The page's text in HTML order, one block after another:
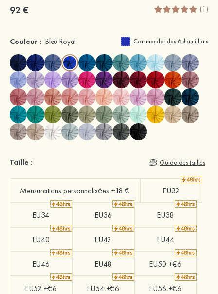
92 € (1)
Couleur : Bleu Royal Commander des échantillons
Taille : Guide des tailles
Mensurations personnalisées +18 € EU32
EU34 EU36 EU38
EU40 EU42 EU44
EU46 EU48 EU50 +€6
EU52 +€6 EU54 +€6 EU56 +€6